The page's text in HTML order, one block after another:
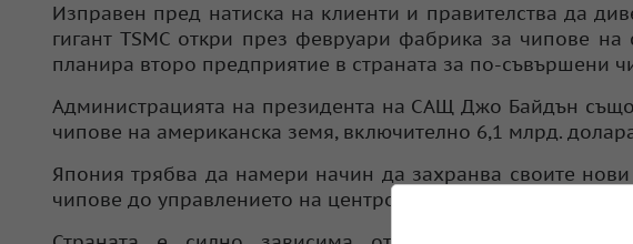
Изправен пред натиска на клиенти и правителства да
гигант TSMC откри през февруари фабрика за чипове
планира второ предприятие в страната за по-съвършени
Администрацията на президента на САЩ Джо Байдън
чипове на американска земя, включително 6,1 млрд.
Япония трябва да намери начин да захранва своите
чипове до управлението на центрове за данни за